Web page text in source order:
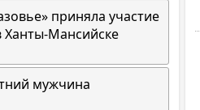
приняла участие
Ханты-Мансийске
мужчина